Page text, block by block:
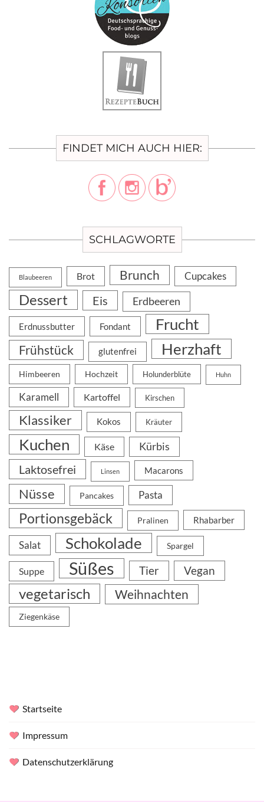
FINDET MICH AUCH HIER:
SCHLAGWORTE
Blaubeeren Brot Brunch Cupcakes
Dessert Eis Erdbeeren
Erdnussbutter Fondant Frucht
Frühstück glutenfrei Herzhaft
Himbeeren Hochzeit Holunderblüte Huhn
Karamell Kartoffel Kirschen
Klassiker Kokos Kräuter
Kuchen Käse Kürbis
Laktosefrei Linsen Macarons
Nüsse Pancakes Pasta
Portionsgebäck Pralinen Rhabarber
Salat Schokolade Spargel
Suppe Süßes Tier Vegan
vegetarisch Weihnachten
Ziegenkäse
Startseite
Impressum
Datenschutzerklärung